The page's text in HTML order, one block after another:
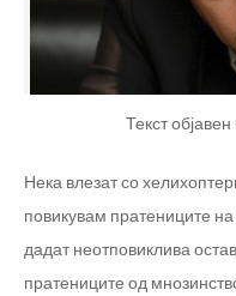
Текст
Нека влезат со
повикувам пратениците
дадат неотповиклива
пратениците од